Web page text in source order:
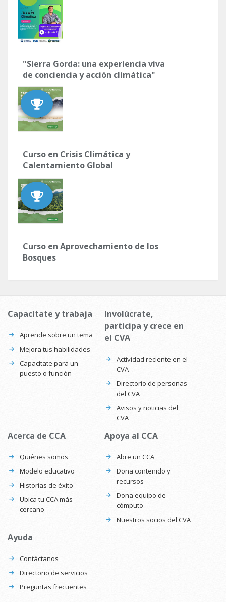
"Sierra Gorda: una experiencia viva
de conciencia y acción climática"
Curso en Crisis Climática y
Calentamiento Global
Curso en Aprovechamiento de los
Bosques
Capacítate y trabaja
Aprende sobre un tema
Mejora tus habilidades
Capacítate para un
puesto o función
Involúcrate,
participa y crece en
el CVA
Actividad reciente en el
CVA
Directorio de personas
del CVA
Avisos y noticias del
CVA
Acerca de CCA
Quiénes somos
Modelo educativo
Historias de éxito
Ubica tu CCA más
cercano
Apoya al CCA
Abre un CCA
Dona contenido y
recursos
Dona equipo de
cómputo
Nuestros socios del CVA
Ayuda
Contáctanos
Directorio de servicios
Preguntas frecuentes